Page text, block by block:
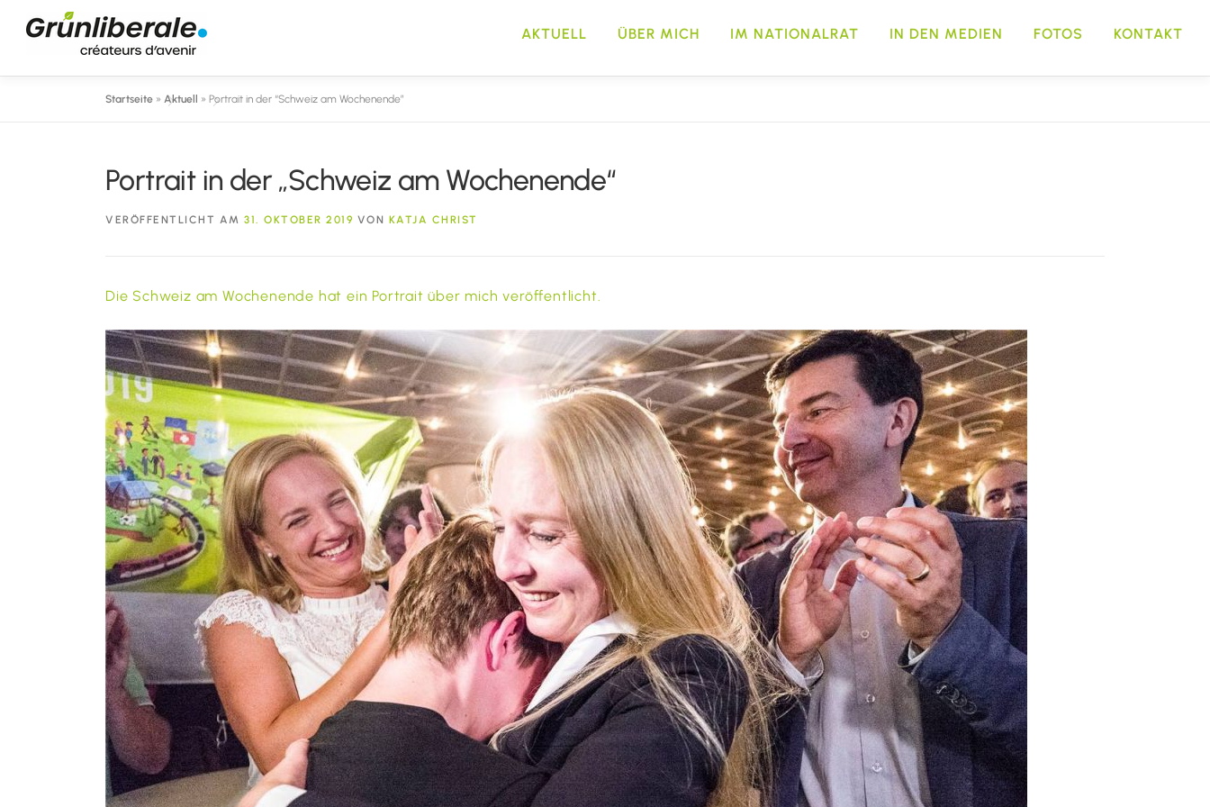
Inhalt
AKTUELL ÜBER MICH IM NATIONALRAT IN DEN MEDIEN FOTOS KONTAKT
Startseite » Aktuell » Portrait in der “Schweiz am Wochenende”
Portrait in der „Schweiz am Wochenende“
VERÖFFENTLICHT AM 31. OKTOBER 2019 VON KATJA CHRIST
Die Schweiz am Wochenende hat ein Portrait über mich veröffentlicht.